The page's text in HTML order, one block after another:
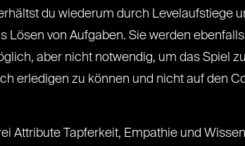
du wiederum durch Levelaufstiege
von Aufgaben. Sie werden
aber nicht notwendig, um das Spiel
erledigen zu können und nicht auf den
Attribute Tapferkeit, Empathie und